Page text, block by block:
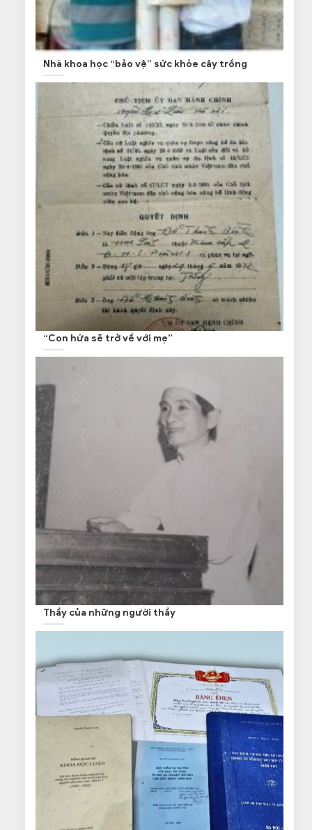
Nhà khoa học “bảo vệ” sức khỏe cây trồng
“Con hứa sẽ trở về với mẹ”
Thầy của những người thầy